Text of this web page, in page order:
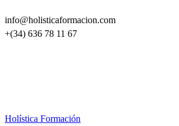
info@holisticaformacion.com
+(34) 636 78 11 67
Holística Formación